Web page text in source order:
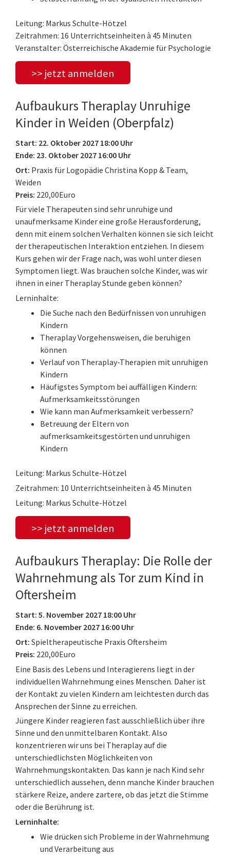
Leitung: Markus Schulte-Hötzel
Zeitrahmen: 16 Unterrichtseinheiten à 45 Minuten
Veranstalter: Österreichische Akademie für Psychologie
>> jetzt anmelden
Aufbaukurs Theraplay Unruhige
Kinder in Weiden (Oberpfalz)
Start: 22. Oktober 2027 18:00 Uhr
Ende: 23. Oktober 2027 16:00 Uhr
Ort: Praxis für Logopädie Christina Kopp & Team,
Weiden
Preis: 220,00Euro
Für viele Therapeuten sind sehr unruhige und
unaufmerksame Kinder eine große Herausforderung,
denn mit einem solchen Verhalten können sie sich leicht
der therapeutischen Interaktion entziehen. In diesem
Kurs gehen wir der Frage nach, was wohl unter diesen
Symptomen liegt. Was brauchen solche Kinder, was wir
ihnen in einer Theraplay Stunde geben können?
Lerninhalte:
Die Suche nach den Bedürfnissen von unruhigen
Kindern
Theraplay Vorgehensweisen, die beruhigen
können
Verlauf von Theraplay-Therapien mit unruhigen
Kindern
Häufigstes Symptom bei auffälligen Kindern:
Aufmerksamkeitsstörungen
Wie kann man Aufmerksamkeit verbessern?
Betreuung der Eltern von
aufmerksamkeitsgestörten und unruhigen
Kindern
Leitung: Markus Schulte-Hötzel
Zeitrahmen: 10 Unterrichtseinheiten à 45 Minuten
Leitung: Markus Schulte-Hötzel
>> jetzt anmelden
Aufbaukurs Theraplay: Die Rolle der
Wahrnehmung als Tor zum Kind in
Oftersheim
Start: 5. November 2027 18:00 Uhr
Ende: 6. November 2027 16:00 Uhr
Ort: Spieltherapeutische Praxis Oftersheim
Preis: 220,00Euro
Eine Basis des Lebens und Interagierens liegt in der
individuellen Wahrnehmung eines Menschen. Daher ist
der Kontakt zu vielen Kindern am leichtesten durch das
Ansprechen der Sinne zu erreichen.
Jüngere Kinder reagieren fast ausschließlich über ihre
Sinne und den unmittelbaren Kontakt. Also
konzentrieren wir uns bei Theraplay auf die
unterschiedlichsten Möglichkeiten von
Wahrnehmungskontakten. Das kann je nach Kind sehr
unterschiedlich aussehen, denn manche Kinder brauchen
stärkere Reize, andere zartere, ob das jetzt die Stimme
oder die Berührung ist.
Lerninhalte:
Wie drücken sich Probleme in der Wahrnehmung
und Verarbeitung aus